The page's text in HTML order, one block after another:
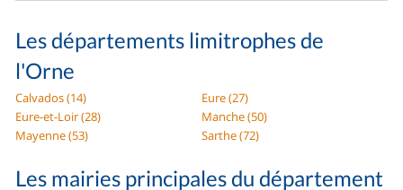
Les départements limitrophes de
l'Orne
Calvados (14)
Eure (27)
Eure-et-Loir (28)
Manche (50)
Mayenne (53)
Sarthe (72)
Les mairies principales du département